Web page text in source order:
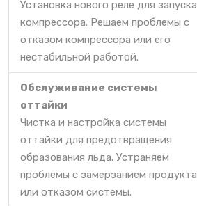
Установка нового реле для запуска
компрессора. Решаем проблемы с
отказом компрессора или его
нестабильной работой.
Обслуживание системы
оттайки
Чистка и настройка системы
оттайки для предотвращения
образования льда. Устраняем
проблемы с замерзанием продукта
или отказом системы.